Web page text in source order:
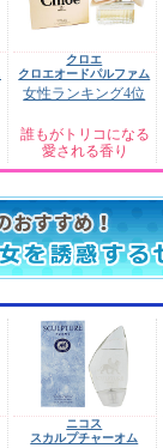
クロエ
クロエオードパルファム
女性ランキング4位
誰もがトリコになる
愛される香り
ニコス
スカルプチャーオム